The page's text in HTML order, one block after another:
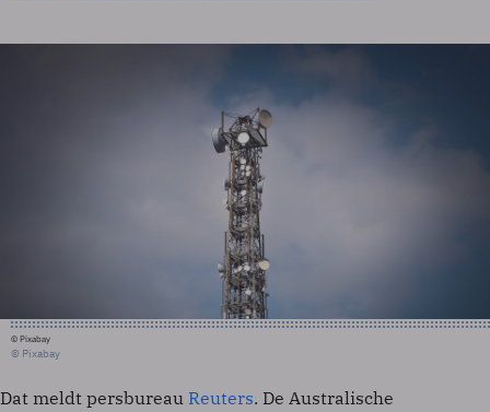
© Pixabay
© Pixabay
Dat meldt persbureau Reuters. De Australische